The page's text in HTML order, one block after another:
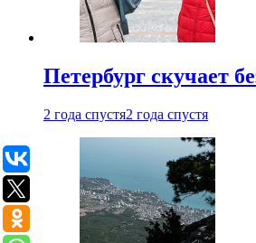
Петербург скучает
2 года спустя2 года спустя